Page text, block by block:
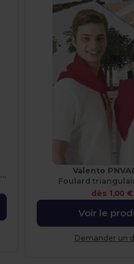
MONARCH Tee Shirt Homme Col Rond Manches Longues
Valento
Foulard
dès 1,00 €
Voir le
Demander un